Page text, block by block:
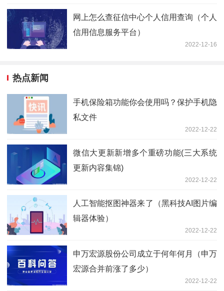
网上怎么查征信中心个人信用查询（个人
信用信息服务平台）
2022-12-16
热点新闻
手机保险箱功能你会使用吗？保护手机隐
私文件
2022-12-22
微信大更新新增多个重磅功能(三大系统
更新内容集锦)
2022-12-22
人工智能抠图神器来了（黑科技AI图片编
辑器体验）
2022-12-22
申万宏源股份公司成立于何年何月（申万
宏源合并前涨了多少）
2022-12-22